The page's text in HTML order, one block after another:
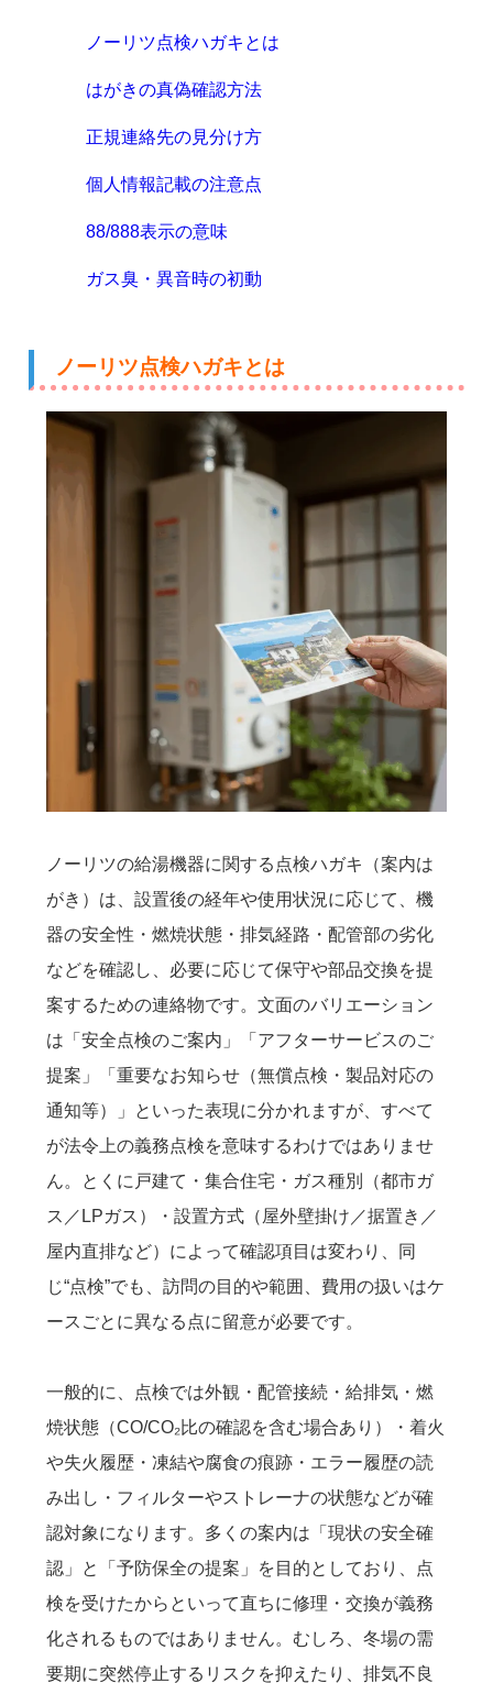
ノーリツ点検ハガキとは
はがきの真偽確認方法
正規連絡先の見分け方
個人情報記載の注意点
88/888表示の意味
ガス臭・異音時の初動
ノーリツ点検ハガキとは
ノーリツの給湯機器に関する点検ハガキ（案内は
がき）は、設置後の経年や使用状況に応じて、機
器の安全性・燃焼状態・排気経路・配管部の劣化
などを確認し、必要に応じて保守や部品交換を提
案するための連絡物です。文面のバリエーション
は「安全点検のご案内」「アフターサービスのご
提案」「重要なお知らせ（無償点検・製品対応の
通知等）」といった表現に分かれますが、すべて
が法令上の義務点検を意味するわけではありませ
ん。とくに戸建て・集合住宅・ガス種別（都市ガ
ス／LPガス）・設置方式（屋外壁掛け／据置き／
屋内直排など）によって確認項目は変わり、同
じ“点検”でも、訪問の目的や範囲、費用の扱いはケ
ースごとに異なる点に留意が必要です。
一般的に、点検では外観・配管接続・給排気・燃
焼状態（CO/CO₂比の確認を含む場合あり）・着火
や失火履歴・凍結や腐食の痕跡・エラー履歴の読
み出し・フィルターやストレーナの状態などが確
認対象になります。多くの案内は「現状の安全確
認」と「予防保全の提案」を目的としており、点
検を受けたからといって直ちに修理・交換が義務
化されるものではありません。むしろ、冬場の需
要期に突然停止するリスクを抑えたり、排気不良